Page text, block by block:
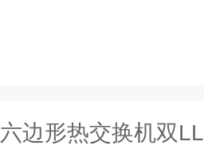
六边形热交换机双